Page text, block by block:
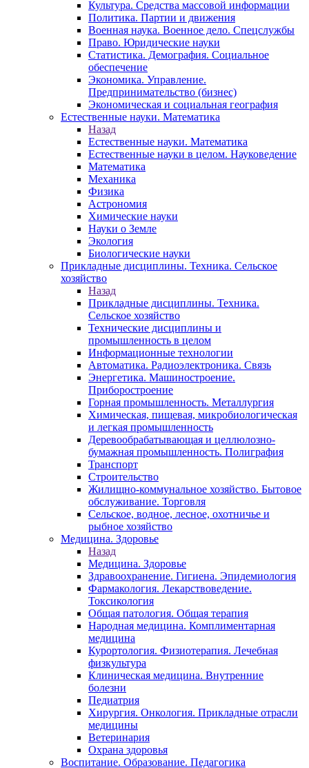
Культура. Средства массовой информации
Политика. Партии и движения
Военная наука. Военное дело. Спецслужбы
Право. Юридические науки
Статистика. Демография. Социальное
обеспечение
Экономика. Управление.
Предпринимательство (бизнес)
Экономическая и социальная география
Естественные науки. Математика
Назад
Естественные науки. Математика
Естественные науки в целом. Науковедение
Математика
Механика
Физика
Астрономия
Химические науки
Науки о Земле
Экология
Биологические науки
Прикладные дисциплины. Техника. Сельское
хозяйство
Назад
Прикладные дисциплины. Техника.
Сельское хозяйство
Технические дисциплины и
промышленность в целом
Информационные технологии
Автоматика. Радиоэлектроника. Связь
Энергетика. Машиностроение.
Приборостроение
Горная промышленность. Металлургия
Химическая, пищевая, микробиологическая
и легкая промышленность
Деревообрабатывающая и целлюлозно-
бумажная промышленность. Полиграфия
Транспорт
Строительство
Жилищно-коммунальное хозяйство. Бытовое
обслуживание. Торговля
Сельское, водное, лесное, охотничье и
рыбное хозяйство
Медицина. Здоровье
Назад
Медицина. Здоровье
Здравоохранение. Гигиена. Эпидемиология
Фармакология. Лекарствоведение.
Токсикология
Общая патология. Общая терапия
Народная медицина. Комплиментарная
медицина
Курортология. Физиотерапия. Лечебная
физкультура
Клиническая медицина. Внутренние
болезни
Педиатрия
Хирургия. Онкология. Прикладные отрасли
медицины
Ветеринария
Охрана здоровья
Воспитание. Образование. Педагогика